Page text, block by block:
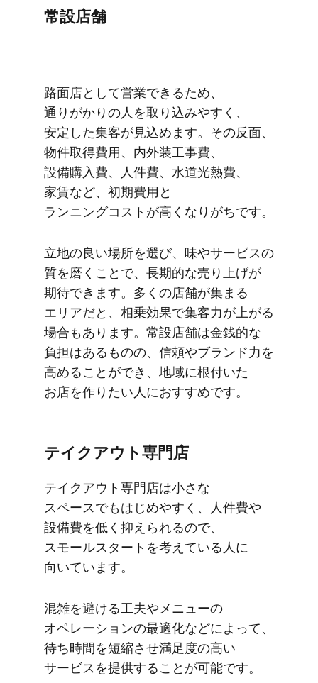
常設店舗
路面店と​して​営業できる​ため、​
通りがかりの​人を​取り込みやすく、​
安定した​集客が​見込めます。​その​反面、​
物件取得費用、​内外装工事費、​
設備購入費、​人件費、​水道光​熱費、​
家賃など、​初期費用と​
ランニングコストが​高くなりがちです。
立地の​良い​場所を​選び、​味や​サービスの​
質を​磨く​ことで、​長期的な​売り上げが​
期待できます。​多くの​店舗が​集まる​
エリアだと、​相乗効果で​集客力が​上がる​
場合も​あります。​常設店舗は​金銭的な​
負担は​ある​ものの、​信頼や​ブランド力を​
高める​ことができ、​地域に​根付いた​
お店を​作りたい​人に​おすすめです。
テイクアウト専門店
テイクアウト専門店は​小さな​
スペースでも​はじめやすく、​人件費や​
設備費を​低く​抑えられるので、​
スモールスタートを​考えている​人に​
向いています。
混雑を​避ける​工夫や​メニューの​
オペレーションの​最適化などに​よって、​
待ち時間を​短縮させ満足度の​高い​
サービスを​提供する​ことが​可能です。